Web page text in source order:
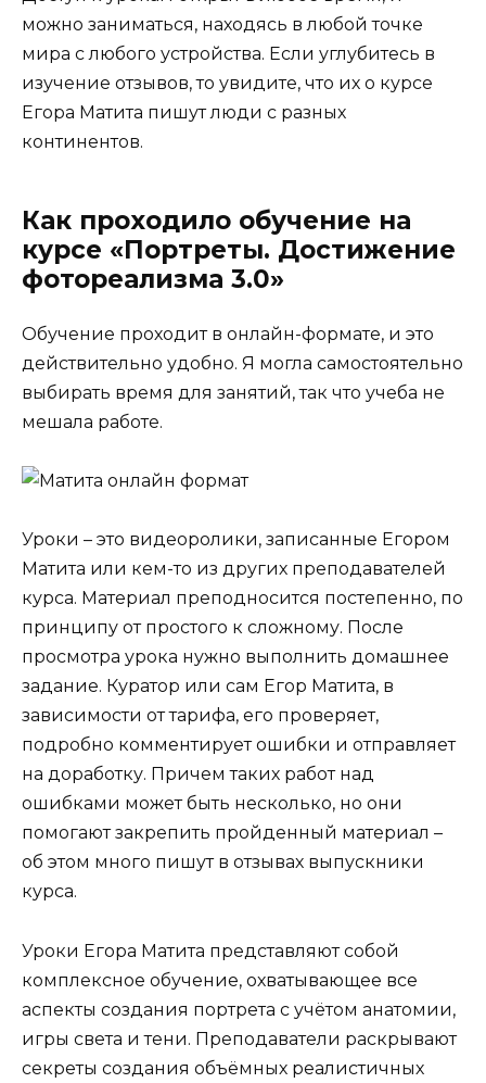
можно заниматься, находясь в любой точке
мира с любого устройства. Если углубитесь в
изучение отзывов, то увидите, что их о курсе
Егора Матита пишут люди с разных
континентов.
Как проходило обучение на
курсе «Портреты. Достижение
фотореализма 3.0»
Обучение проходит в онлайн-формате, и это
действительно удобно. Я могла самостоятельно
выбирать время для занятий, так что учеба не
мешала работе.
Уроки – это видеоролики, записанные Егором
Матита или кем-то из других преподавателей
курса. Материал преподносится постепенно, по
принципу от простого к сложному. После
просмотра урока нужно выполнить домашнее
задание. Куратор или сам Егор Матита, в
зависимости от тарифа, его проверяет,
подробно комментирует ошибки и отправляет
на доработку. Причем таких работ над
ошибками может быть несколько, но они
помогают закрепить пройденный материал –
об этом много пишут в отзывах выпускники
курса.
Уроки Егора Матита представляют собой
комплексное обучение, охватывающее все
аспекты создания портрета с учётом анатомии,
игры света и тени. Преподаватели раскрывают
секреты создания объёмных реалистичных